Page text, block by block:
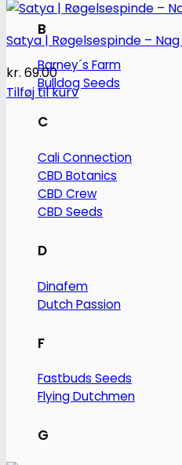
B
Barney´s Farm
Bulldog Seeds
C
Cali Connection
CBD Botanics
CBD Crew
CBD Seeds
D
Dinafem
Dutch Passion
F
Fastbuds Seeds
Flying Dutchmen
G
Satya | Røgelsespinde –
kr. 69.00
Tilføj til kurv